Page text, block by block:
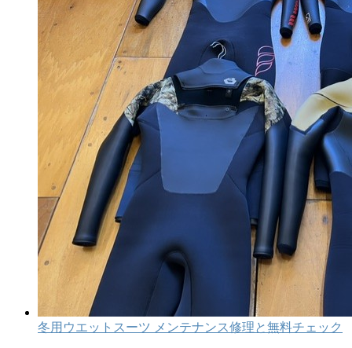
冬用ウエットスーツ メンテナンス修理と無料チェック